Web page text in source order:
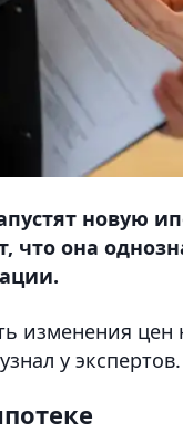
новую
что она
изменения
у экспертов.